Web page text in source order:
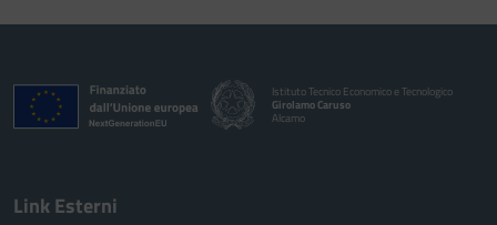
Istituto Tecnico Economico e Tecnologico
Girolamo Caruso
Alcamo
Link Esterni